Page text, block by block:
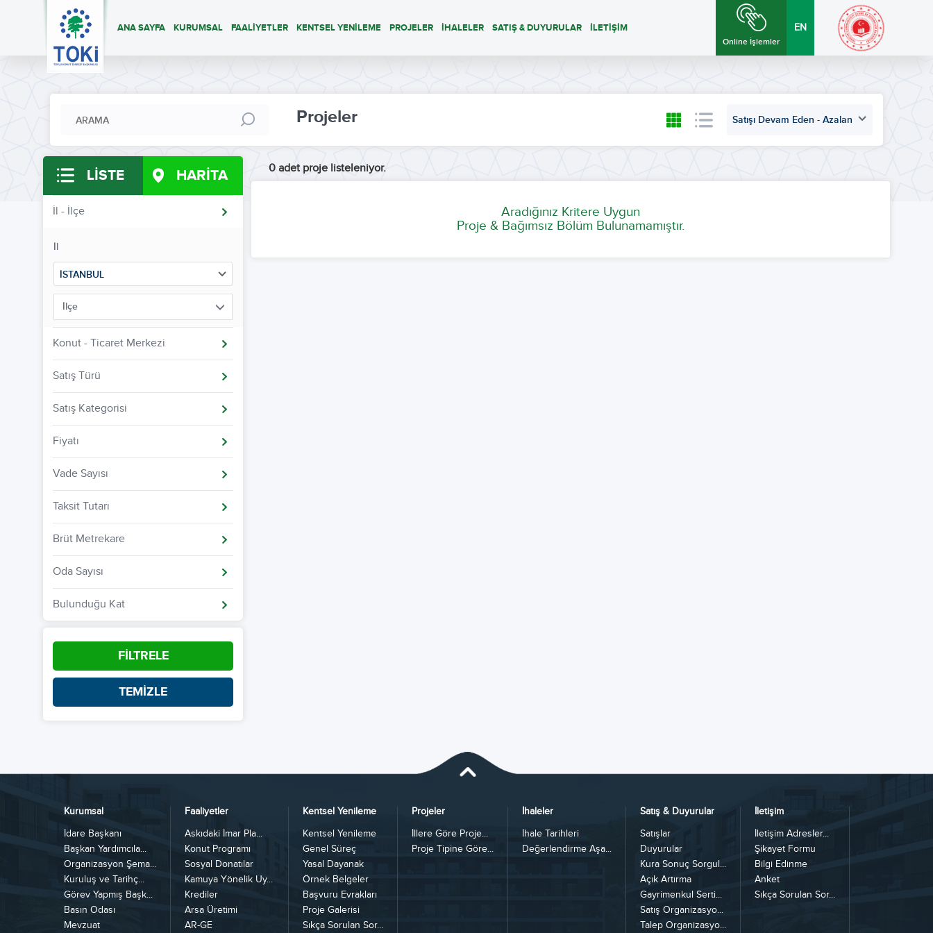
ANA SAYFA KURUMSAL FAALİYETLER KENTSEL YENİLEME PROJELER İHALELER SATIŞ & DUYURULAR İLETİŞİM
Online İşlemler
EN
Projeler Satışı Devam Eden - Azalan
LİSTE HARİTA
İl - İlçe
İl
İSTANBUL
İlçe
Konut - Ticaret Merkezi
Satış Türü
Satış Kategorisi
Fiyatı
Vade Sayısı
Taksit Tutarı
Brüt Metrekare
Oda Sayısı
Bulunduğu Kat
FİLTRELE
TEMİZLE
0 adet proje listeleniyor.
Aradığınız Kritere Uygun
Proje & Bağımsız Bölüm Bulunamamıştır.
Kurumsal
İdare Başkanı
Başkan Yardımcıla...
Organizasyon Şema...
Kuruluş ve Tarihç...
Görev Yapmış Başk...
Basın Odası
Mevzuat
Faaliyetler
Askıdaki İmar Pla...
Konut Programı
Sosyal Donatılar
Kamuya Yönelik Uy...
Krediler
Arsa Üretimi
AR-GE
Kentsel Yenileme
Kentsel Yenileme
Genel Süreç
Yasal Dayanak
Örnek Belgeler
Başvuru Evrakları
Proje Galerisi
Sıkça Sorulan Sor...
Projeler
İllere Göre Proje...
Proje Tipine Göre...
İhaleler
İhale Tarihleri
Değerlendirme Aşa...
Satış & Duyurular
Satışlar
Duyurular
Kura Sonuç Sorgul...
Açık Artırma
Gayrimenkul Serti...
Satış Organizasyo...
Talep Organizasyo...
İletişim
İletişim Adresler...
Şikayet Formu
Bilgi Edinme
Anket
Sıkça Sorulan Sor...